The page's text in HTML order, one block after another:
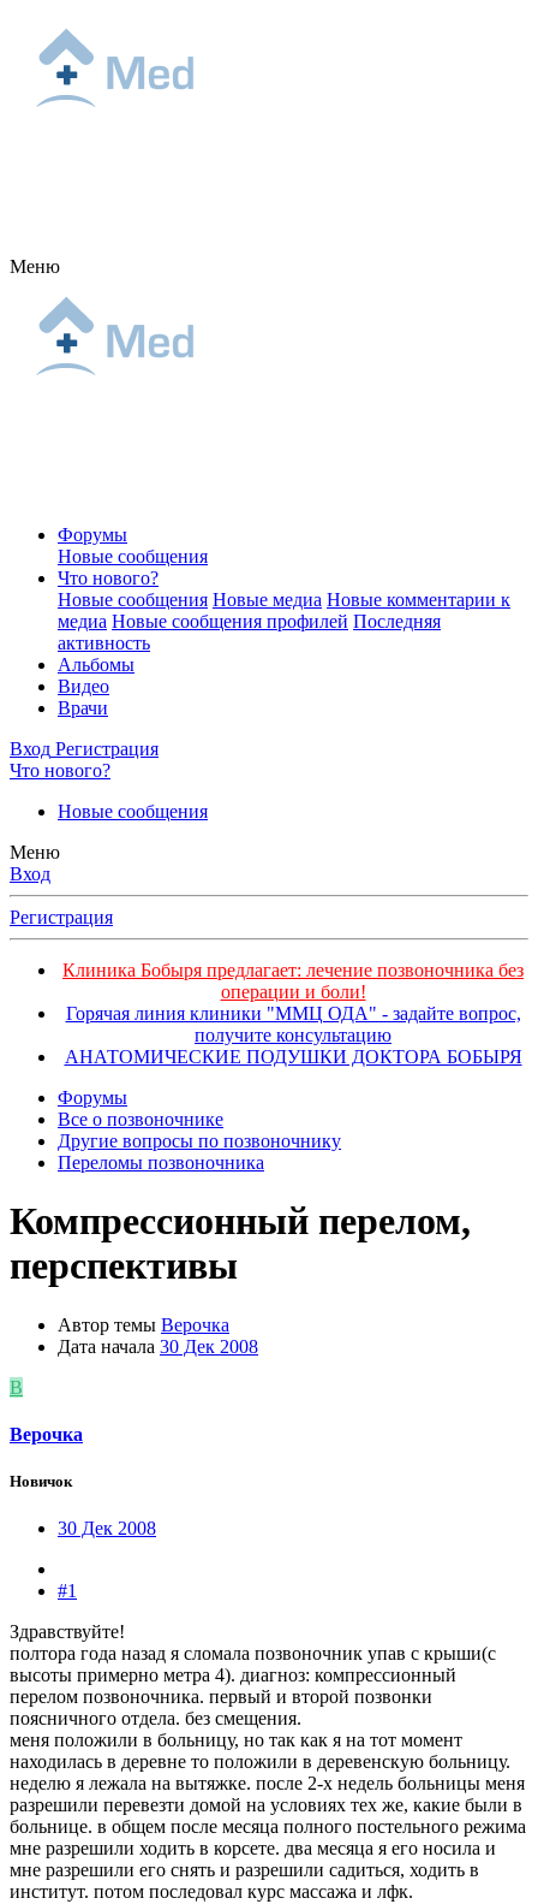
Меню
Форумы
Новые сообщения
Что нового?
Новые сообщения Новые медиа Новые комментарии к
медиа Новые сообщения профилей Последняя
активность
Альбомы
Видео
Врачи
Вход Регистрация
Что нового?
Новые сообщения
Меню
Вход
Регистрация
Клиника Бобыря предлагает: лечение позвоночника без
операции и боли!
Горячая линия клиники "ММЦ ОДА" - задайте вопрос,
получите консультацию
АНАТОМИЧЕСКИЕ ПОДУШКИ ДОКТОРА БОБЫРЯ
Форумы
Все о позвоночнике
Другие вопросы по позвоночнику
Переломы позвоночника
Компрессионный перелом,
перспективы
Автор темы Верочка
Дата начала 30 Дек 2008
В
Верочка
Новичок
30 Дек 2008
#1
Здравствуйте!
полтора года назад я сломала позвоночник упав с крыши(с
высоты примерно метра 4). диагноз: компрессионный
перелом позвоночника. первый и второй позвонки
поясничного отдела. без смещения.
меня положили в больницу, но так как я на тот момент
находилась в деревне то положили в деревенскую больницу.
неделю я лежала на вытяжке. после 2-х недель больницы меня
разрешили перевезти домой на условиях тех же, какие были в
больнице. в общем после месяца полного постельного режима
мне разрешили ходить в корсете. два месяца я его носила и
мне разрешили его снять и разрешили садиться, ходить в
институт. потом последовал курс массажа и лфк.